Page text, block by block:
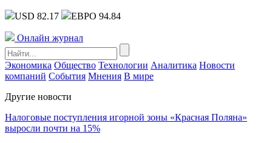
USD 82.17 ЕВРО 94.84
Онлайн журнал
Экономика Общество Технологии Аналитика Новости
компаний События Мнения В мире
Другие новости
Налоговые поступления игорной зоны «Красная Поляна»
выросли почти на 15%